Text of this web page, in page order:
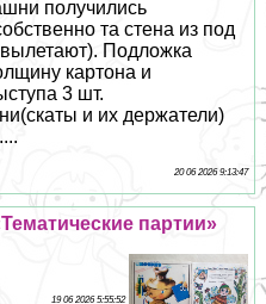
получились
та стена из под
вылетают). Подложка
картона и
3 шт.
и их держатели)
20 06 2026 9:13:47
партии»
19 06 2026 5:55:52